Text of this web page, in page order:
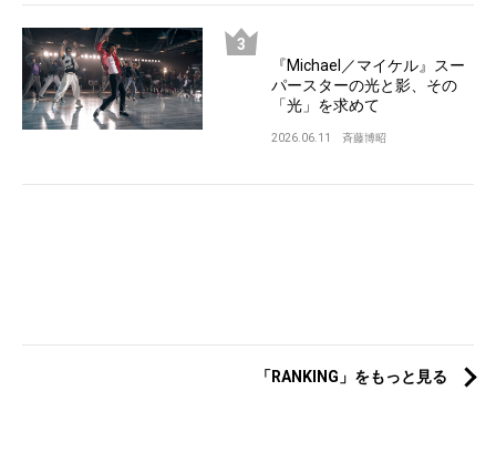
『Michael／マイケル』スー
パースターの光と影、その
「光」を求めて
2026.06.11 斉藤博昭
「RANKING」をもっと見る